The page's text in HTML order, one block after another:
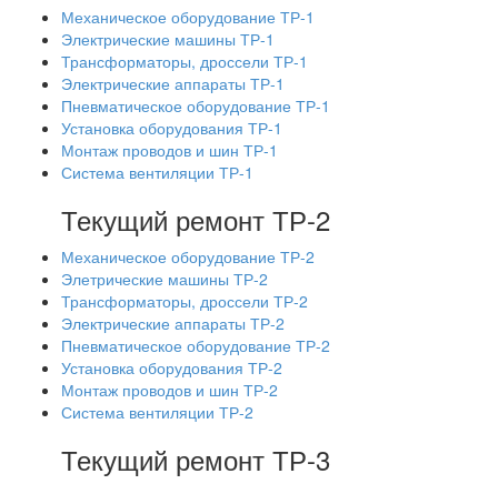
Механическое оборудование ТР-1
Электрические машины ТР-1
Трансформаторы, дроссели ТР-1
Электрические аппараты ТР-1
Пневматическое оборудование ТР-1
Установка оборудования ТР-1
Монтаж проводов и шин ТР-1
Система вентиляции ТР-1
Текущий ремонт ТР-2
Механическое оборудование ТР-2
Элетрические машины ТР-2
Трансформаторы, дроссели ТР-2
Электрические аппараты ТР-2
Пневматическое оборудование ТР-2
Установка оборудования ТР-2
Монтаж проводов и шин ТР-2
Система вентиляции ТР-2
Текущий ремонт ТР-3